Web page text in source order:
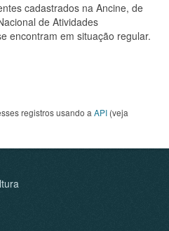
cadastrados na Ancine, de
de Atividades
encontram em situação regular.
registros usando a API (veja